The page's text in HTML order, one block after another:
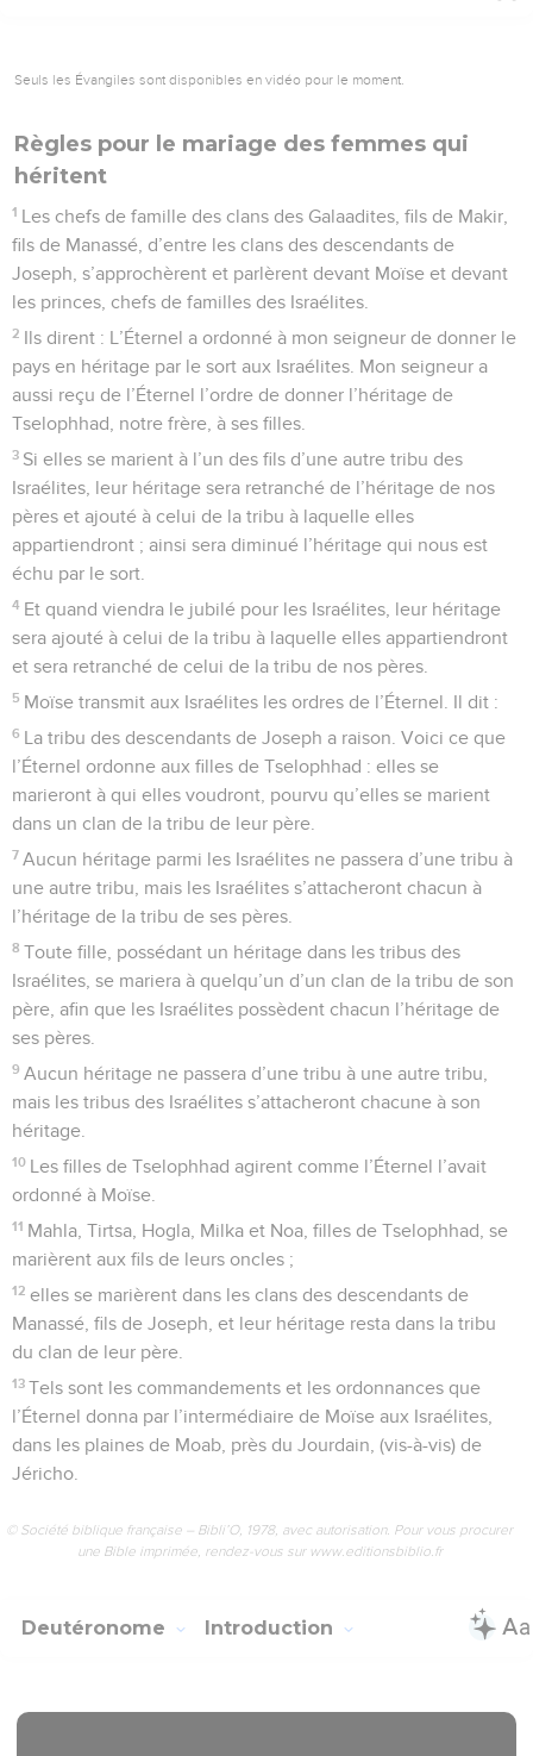
Seuls les Évangiles sont disponibles en vidéo pour le moment.
Règles pour le mariage des femmes qui
héritent
1 Les chefs de famille des clans des Galaadites, fils de Makir,
fils de Manassé, d’entre les clans des descendants de
Joseph, s’approchèrent et parlèrent devant Moïse et devant
les princes, chefs de familles des Israélites.
2 Ils dirent : L’Éternel a ordonné à mon seigneur de donner le
pays en héritage par le sort aux Israélites. Mon seigneur a
aussi reçu de l’Éternel l’ordre de donner l’héritage de
Tselophhad, notre frère, à ses filles.
3 Si elles se marient à l’un des fils d’une autre tribu des
Israélites, leur héritage sera retranché de l’héritage de nos
pères et ajouté à celui de la tribu à laquelle elles
appartiendront ; ainsi sera diminué l’héritage qui nous est
échu par le sort.
4 Et quand viendra le jubilé pour les Israélites, leur héritage
sera ajouté à celui de la tribu à laquelle elles appartiendront
et sera retranché de celui de la tribu de nos pères.
5 Moïse transmit aux Israélites les ordres de l’Éternel. Il dit :
6 La tribu des descendants de Joseph a raison. Voici ce que
l’Éternel ordonne aux filles de Tselophhad : elles se
marieront à qui elles voudront, pourvu qu’elles se marient
dans un clan de la tribu de leur père.
7 Aucun héritage parmi les Israélites ne passera d’une tribu à
une autre tribu, mais les Israélites s’attacheront chacun à
l’héritage de la tribu de ses pères.
8 Toute fille, possédant un héritage dans les tribus des
Israélites, se mariera à quelqu’un d’un clan de la tribu de son
père, afin que les Israélites possèdent chacun l’héritage de
ses pères.
9 Aucun héritage ne passera d’une tribu à une autre tribu,
mais les tribus des Israélites s’attacheront chacune à son
héritage.
10 Les filles de Tselophhad agirent comme l’Éternel l’avait
ordonné à Moïse.
11 Mahla, Tirtsa, Hogla, Milka et Noa, filles de Tselophhad, se
marièrent aux fils de leurs oncles ;
12 elles se marièrent dans les clans des descendants de
Manassé, fils de Joseph, et leur héritage resta dans la tribu
du clan de leur père.
13 Tels sont les commandements et les ordonnances que
l’Éternel donna par l’intermédiaire de Moïse aux Israélites,
dans les plaines de Moab, près du Jourdain, (vis-à-vis) de
Jéricho.
© Société biblique française – Bibli’O, 1978, avec autorisation. Pour vous procurer
une Bible imprimée, rendez-vous sur www.editionsbiblio.fr
Deutéronome Introduction